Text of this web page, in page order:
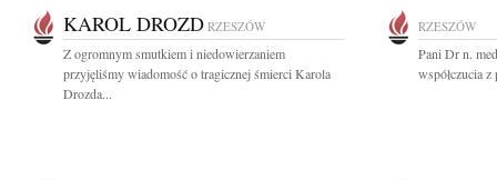
KAROL DROZD RZESZÓW
Z ogromnym smutkiem i niedowierzaniem
przyjęliśmy wiadomość o tragicznej śmierci Karola
Drozda...
RZESZÓW
Pani Dr n.
współczucia